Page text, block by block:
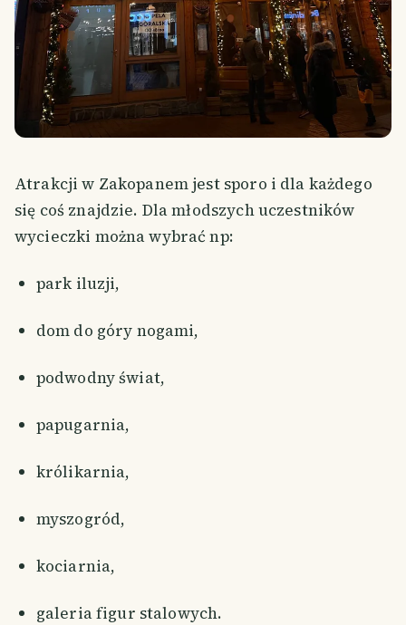
Atrakcji w Zakopanem jest sporo i dla każdego
się coś znajdzie. Dla młodszych uczestników
wycieczki można wybrać np:
park iluzji,
dom do góry nogami,
podwodny świat,
papugarnia,
królikarnia,
myszogród,
kociarnia,
galeria figur stalowych.